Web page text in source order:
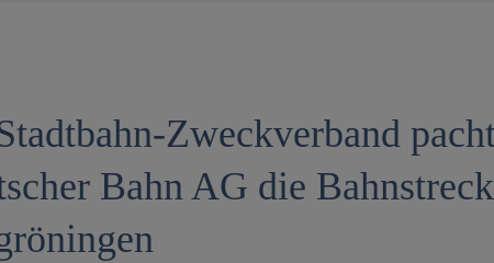
Zweckverband
Bahn AG die